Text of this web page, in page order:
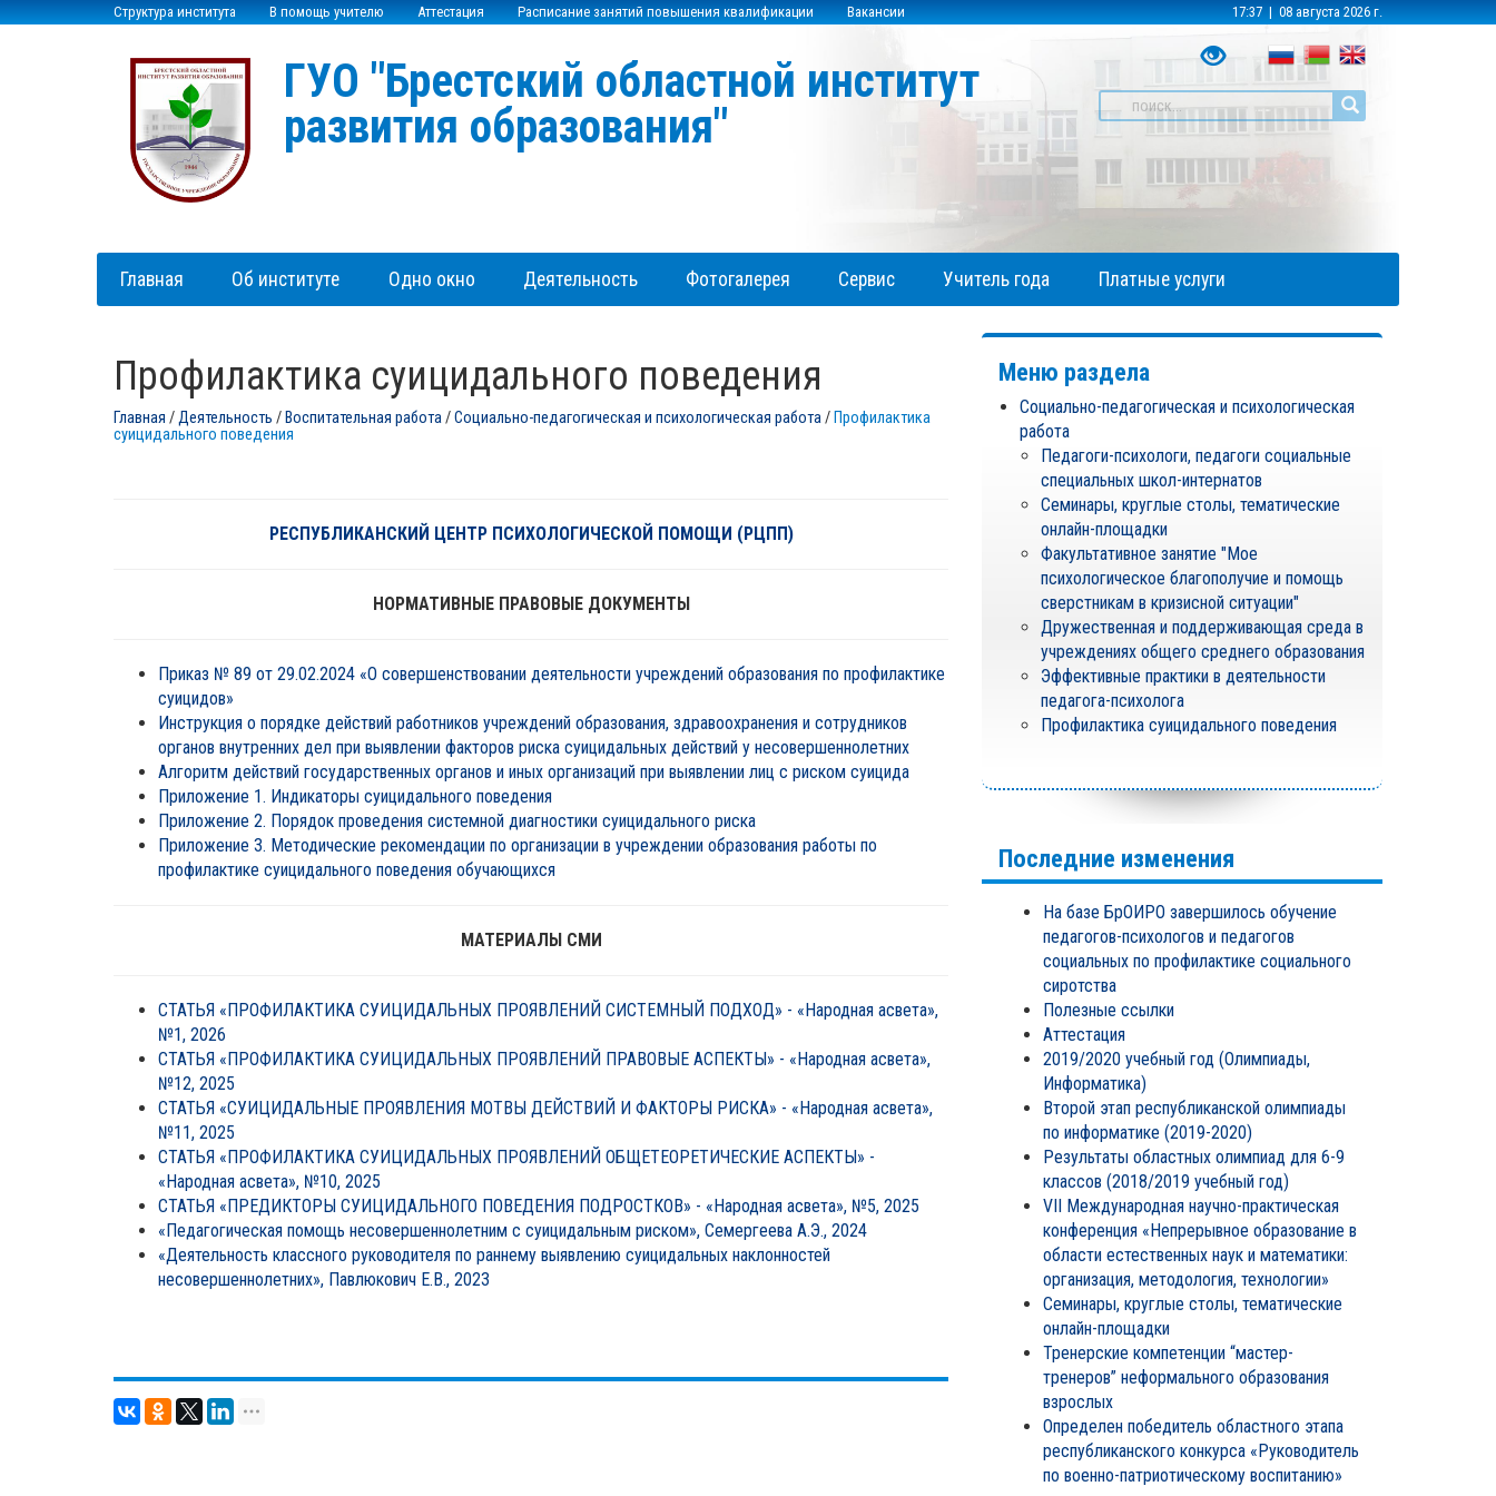
Структура института В помощь учителю Аттестация Расписание занятий повышения квалификации Вакансии 17:37 | 08 августа 2026 г.
ГУО "Брестский областной институт
развития образования"
Главная Об институте Одно окно Деятельность Фотогалерея Сервис Учитель года Платные услуги
Профилактика суицидального поведения
Главная /Деятельность / Воспитательная работа/Социально-педагогическая и психологическая работа/ Профилактика
суицидального поведения
РЕСПУБЛИКАНСКИЙ ЦЕНТР ПСИХОЛОГИЧЕСКОЙ ПОМОЩИ (РЦПП)
НОРМАТИВНЫЕ ПРАВОВЫЕ ДОКУМЕНТЫ
Приказ № 89 от 29.02.2024 «О совершенствовании деятельности учреждений образования по профилактике
суицидов»
Инструкция о порядке действий работников учреждений образования, здравоохранения и сотрудников
органов внутренних дел при выявлении факторов риска суицидальных действий у несовершеннолетних
Алгоритм действий государственных органов и иных организаций при выявлении лиц с риском суицида
Приложение 1. Индикаторы суицидального поведения
Приложение 2. Порядок проведения системной диагностики суицидального риска
Приложение 3. Методические рекомендации по организации в учреждении образования работы по
профилактике суицидального поведения обучающихся
МАТЕРИАЛЫ СМИ
СТАТЬЯ «ПРОФИЛАКТИКА СУИЦИДАЛЬНЫХ ПРОЯВЛЕНИЙ СИСТЕМНЫЙ ПОДХОД» - «Народная асвета»,
№1, 2026
СТАТЬЯ «ПРОФИЛАКТИКА СУИЦИДАЛЬНЫХ ПРОЯВЛЕНИЙ ПРАВОВЫЕ АСПЕКТЫ» - «Народная асвета»,
№12, 2025
СТАТЬЯ «СУИЦИДАЛЬНЫЕ ПРОЯВЛЕНИЯ МОТВЫ ДЕЙСТВИЙ И ФАКТОРЫ РИСКА» - «Народная асвета»,
№11, 2025
СТАТЬЯ «ПРОФИЛАКТИКА СУИЦИДАЛЬНЫХ ПРОЯВЛЕНИЙ ОБЩЕТЕОРЕТИЧЕСКИЕ АСПЕКТЫ» -
«Народная асвета», №10, 2025
СТАТЬЯ «ПРЕДИКТОРЫ СУИЦИДАЛЬНОГО ПОВЕДЕНИЯ ПОДРОСТКОВ» - «Народная асвета», №5, 2025
«Педагогическая помощь несовершеннолетним c суицидальным риском», Семергеева А.Э., 2024
«Деятельность классного руководителя по раннему выявлению суицидальных наклонностей
несовершеннолетних», Павлюкович Е.В., 2023
Меню раздела
Социально-педагогическая и психологическая
работа
Педагоги-психологи, педагоги социальные
специальных школ-интернатов
Семинары, круглые столы, тематические
онлайн-площадки
Факультативное занятие "Мое
психологическое благополучие и помощь
сверстникам в кризисной ситуации"
Дружественная и поддерживающая среда в
учреждениях общего среднего образования
Эффективные практики в деятельности
педагога-психолога
Профилактика суицидального поведения
Последние изменения
На базе БрОИРО завершилось обучение
педагогов-психологов и педагогов
социальных по профилактике социального
сиротства
Полезные ссылки
Аттестация
2019/2020 учебный год (Олимпиады,
Информатика)
Второй этап республиканской олимпиады
по информатике (2019-2020)
Результаты областных олимпиад для 6-9
классов (2018/2019 учебный год)
VII Международная научно-практическая
конференция «Непрерывное образование в
области естественных наук и математики:
организация, методология, технологии»
Семинары, круглые столы, тематические
онлайн-площадки
Тренерские компетенции “мастер-
тренеров” неформального образования
взрослых
Определен победитель областного этапа
республиканского конкурса «Руководитель
по военно-патриотическому воспитанию»